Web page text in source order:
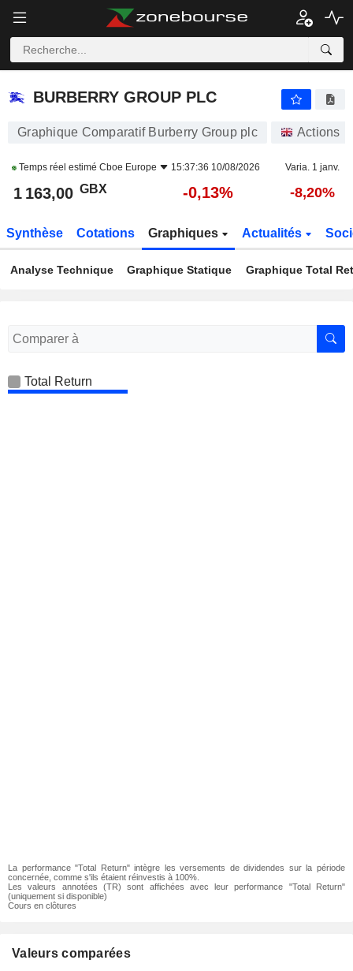
BURBERRY GROUP PLC
BURBERRY GROUP PLC
Graphique Comparatif Burberry Group plc Actions
Temps réel estimé Cboe Europe 15:37:36 10/08/2026 Varia. 1 janv.
1 163,00 GBX -0,13% -8,20%
Synthèse Cotations Graphiques Actualités
Analyse Technique Graphique Statique Graphique Total
Total Return
La performance "Total Return" intègre les versements de dividendes sur la période
concernée, comme s'ils étaient réinvestis à 100%.
Les valeurs annotées (TR) sont affichées avec leur performance "Total Return"
(uniquement si disponible)
Cours en clôtures
Valeurs comparées